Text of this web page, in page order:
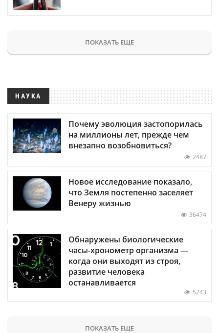
ПОКАЗАТЬ ЕЩЕ
НАУКА
Почему эволюция застопорилась
на миллионы лет, прежде чем
внезапно возобновиться?
2487
Новое исследование показало,
что Земля постепенно заселяет
Венеру жизнью
36474
Обнаружены биологические
часы-хронометр организма —
когда они выходят из строя,
развитие человека
останавливается
5243
ПОКАЗАТЬ ЕЩЕ